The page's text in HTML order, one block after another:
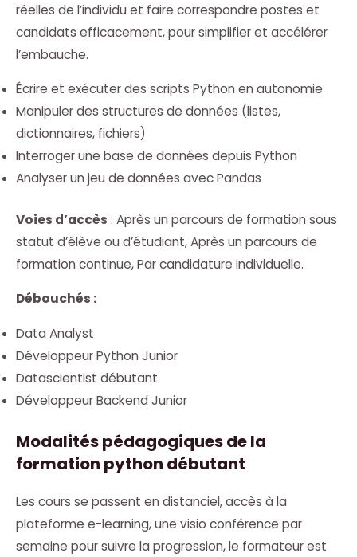
réelles de l’individu et faire correspondre postes et
candidats efficacement, pour simplifier et accélérer
l’embauche.
Écrire et exécuter des scripts Python en autonomie
Manipuler des structures de données (listes,
dictionnaires, fichiers)
Interroger une base de données depuis Python
Analyser un jeu de données avec Pandas
Voies d’accès : Après un parcours de formation sous
statut d’élève ou d’étudiant, Après un parcours de
formation continue, Par candidature individuelle.
Débouchés :
Data Analyst
Développeur Python Junior
Datascientist débutant
Développeur Backend Junior
Modalités pédagogiques de la
formation python débutant
Les cours se passent en distanciel, accès à la
plateforme e-learning, une visio conférence par
semaine pour suivre la progression, le formateur est